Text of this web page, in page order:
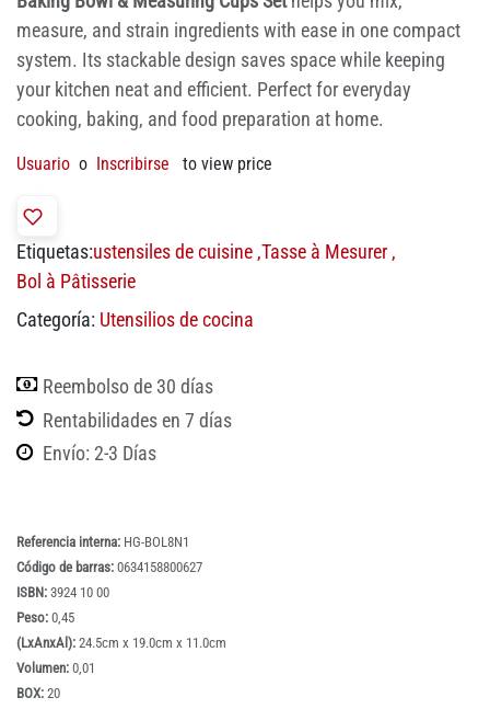
measure, and strain ingredients with ease in one compact
system. Its stackable design saves space while keeping
your kitchen neat and efficient. Perfect for everyday
cooking, baking, and food preparation at home.
Usuario o Inscribirse to view price
Etiquetas:ustensiles de cuisine ,Tasse à Mesurer ,
Bol à Pâtisserie
Categoría: Utensilios de cocina
Reembolso de 30 días
Rentabilidades en 7 días
Envío: 2-3 Días
Referencia interna: HG-BOL8N1
Código de barras: 0634158800627
ISBN: 3924 10 00
Peso: 0,45
(LxAnxAl): 24.5cm x 19.0cm x 11.0cm
Volumen: 0,01
BOX: 20